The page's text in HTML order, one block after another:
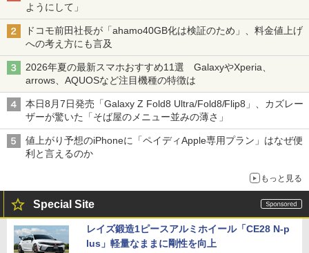
ようにして」
ドコモ前田社長が「ahamo40GB化は検証のため」、料金値上げ
への考え方にも言及
2026年夏の最新スマホおすすめ11選 GalaxyやXperia、
arrows、AQUOSなど注目機種の特徴は
本日8月7日発売「Galaxy Z Fold8 Ultra/Fold8/Flip8」、カズレー
ザーが驚いた「そば屋のメニュー並みの薄さ」
値上がり予想のiPhoneに「ペイディApple専用プラン」はなぜ便
利と言えるのか
もっと見る
Special Site
レイズ鍛造1ピースアルミホイール「CE28 N-p
lus」軽量なままに剛性を向上